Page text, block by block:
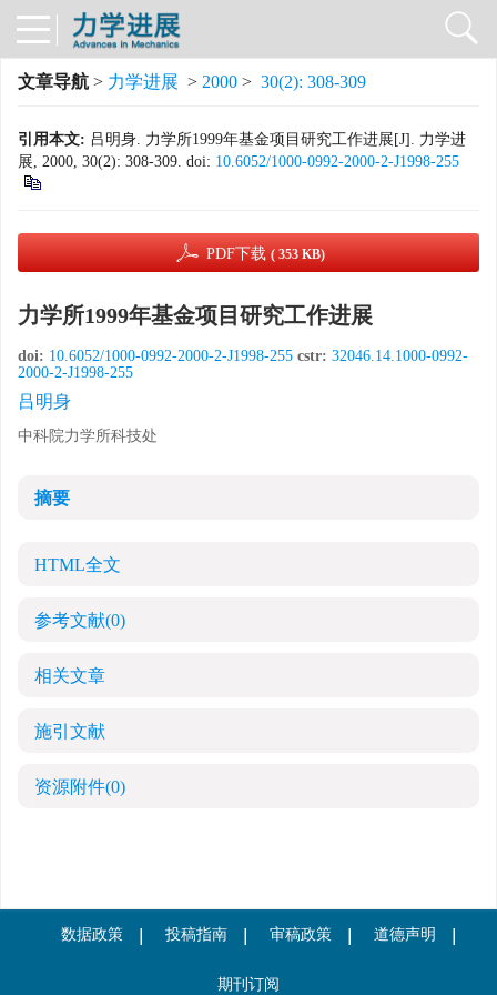
文章导航 > 力学进展 > 2000 > 30(2): 308-309
引用本文: 吕明身. 力学所1999年基金项目研究工作进展[J]. 力学进
展, 2000, 30(2): 308-309. doi: 10.6052/1000-0992-2000-2-J1998-255
PDF下载 ( 353 KB)
力学所1999年基金项目研究工作进展
doi: 10.6052/1000-0992-2000-2-J1998-255 cstr: 32046.14.1000-0992-
2000-2-J1998-255
吕明身
中科院力学所科技处
摘要
HTML全文
参考文献(0)
相关文章
施引文献
资源附件(0)
数据政策 投稿指南 审稿政策 道德声明
期刊订阅